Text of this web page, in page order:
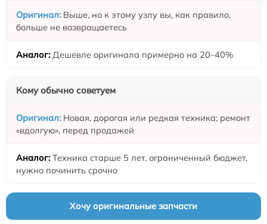
Выше, но к этому узлу вы, как правило,
больше не возвращаетесь
Дешевле оригинала примерно на 20–40%
Кому обычно советуем
Новая, дорогая или редкая техника; ремонт
«вдолгую», перед продажей
Техника старше 5 лет, ограниченный бюджет,
нужно починить срочно
Хочу оригинальные запчасти